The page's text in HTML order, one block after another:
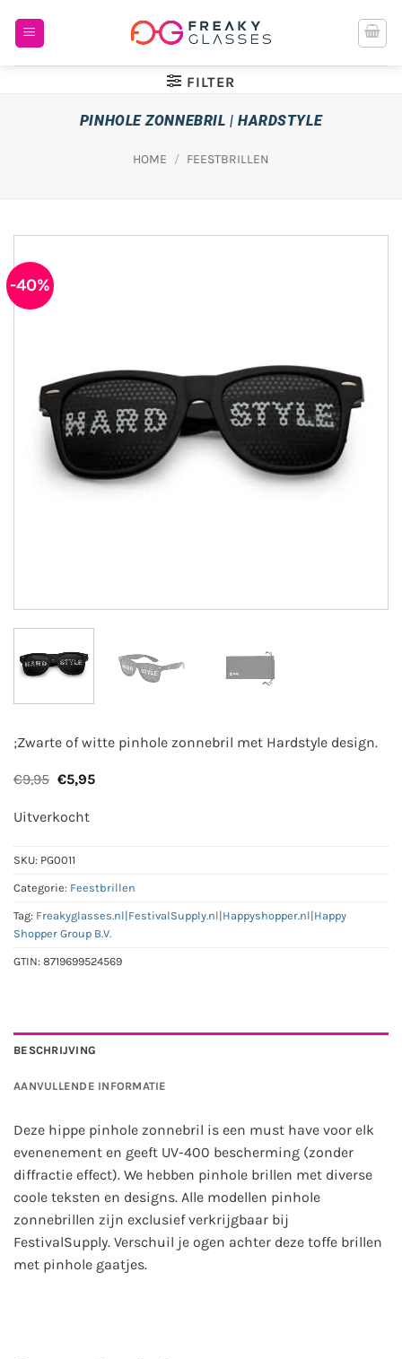
naar
FILTER
PINHOLE ZONNEBRIL | HARDSTYLE
HOME / FEESTBRILLEN
-40%
;Zwarte of witte pinhole zonnebril met Hardstyle design.
€9,95 Oorspronkelijke
€9,95.
€5,95Huidige
Uitverkocht
SKU: PG0011
Categorie: Feestbrillen
Tag: Freakyglasses.nl|FestivalSupply.nl|Happyshopper.nl|Happy
Shopper Group B.V.
GTIN: 8719699524569
BESCHRIJVING
AANVULLENDE INFORMATIE
Deze hippe pinhole zonnebril is een must have voor elk
evenenement en geeft UV-400 bescherming (zonder
diffractie effect). We hebben pinhole brillen met diverse
coole teksten en designs. Alle modellen pinhole
zonnebrillen zijn exclusief verkrijgbaar bij
FestivalSupply. Verschuil je ogen achter deze toffe brillen
met pinhole gaatjes.